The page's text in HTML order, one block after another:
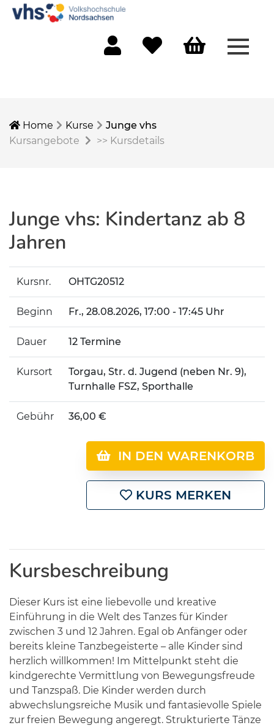
Home Kurse
Junge vhs
Kursangebote
>> Kursdetails
Junge vhs: Kindertanz ab 8
Jahren
Kursnr. OHTG20512
Beginn Fr., 28.08.2026, 17:00 - 17:45 Uhr
Dauer 12 Termine
Kursort
Torgau, Str. d. Jugend (neben Nr. 9),
Turnhalle FSZ, Sporthalle
Gebühr 36,00 €
IN DEN WARENKORB
KURS MERKEN
Kursbeschreibung
Dieser Kurs ist eine liebevolle und kreative
Einführung in die Welt des Tanzes für Kinder
zwischen 3 und 12 Jahren. Egal ob Anfänger oder
bereits kleine Tanzbegeisterte – alle Kinder sind
herzlich willkommen! Im Mittelpunkt steht die
kindgerechte Vermittlung von Bewegungsfreude
und Tanzspaß. Die Kinder werden durch
abwechslungsreiche Musik und fantasievolle Spiele
zur freien Bewegung angeregt. Strukturierte Tänze